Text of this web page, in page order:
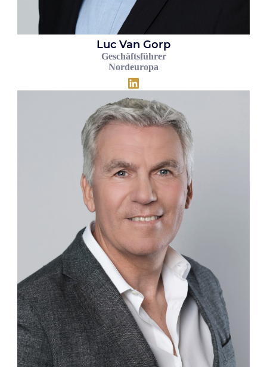
Luc Van Gorp
Geschäftsführer
Nordeuropa
LinkedIn